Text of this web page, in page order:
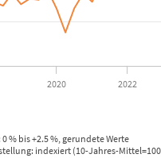
Neutrale Pfeilrichtung: 0 % bis +2.5 %, gerundete Werte
indexiert (10-Jahres-
2020 2022